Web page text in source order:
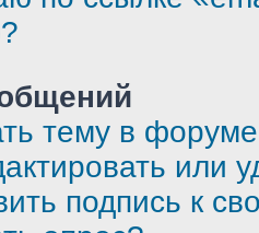
тему в
или
подпись к